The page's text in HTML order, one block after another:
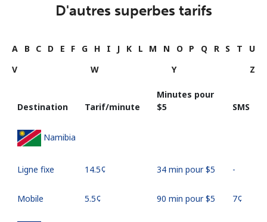
D'autres superbes tarifs
A B C D E F G H I J K L M N O P Q R S T
U
V
W Y Z
Destination Tarif/minute
Minutes pour
⁦$5⁩
SMS
Namibia
Ligne fixe ⁦14.5¢⁩ 34 min pour ⁦$5⁩ -
Mobile ⁦5.5¢⁩ 90 min pour ⁦$5⁩ ⁦7¢⁩